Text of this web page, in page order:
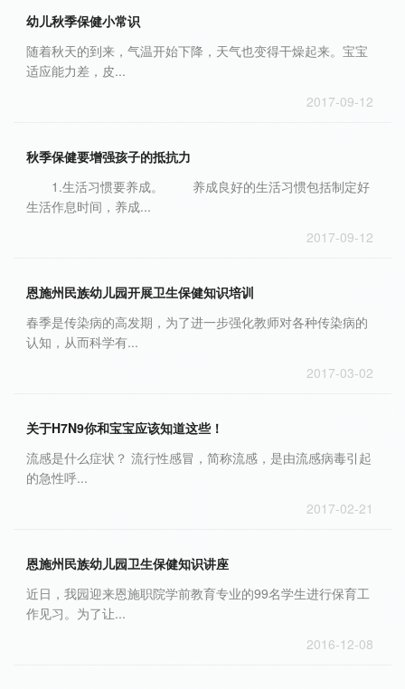
幼儿秋季保健小常识
随着秋天的到来，气温开始下降，天气也变得干燥起来。宝宝
适应能力差，皮...
2017-09-12
秋季保健要增强孩子的抵抗力
1.生活习惯要养成。 养成良好的生活习惯包括制定好
生活作息时间，养成...
2017-09-12
恩施州民族幼儿园开展卫生保健知识培训
春季是传染病的高发期，为了进一步强化教师对各种传染病的
认知，从而科学有...
2017-03-02
关于H7N9你和宝宝应该知道这些！
流感是什么症状？ 流行性感冒，简称流感，是由流感病毒引起
的急性呼...
2017-02-21
恩施州民族幼儿园卫生保健知识讲座
近日，我园迎来恩施职院学前教育专业的99名学生进行保育工
作见习。为了让...
2016-12-08